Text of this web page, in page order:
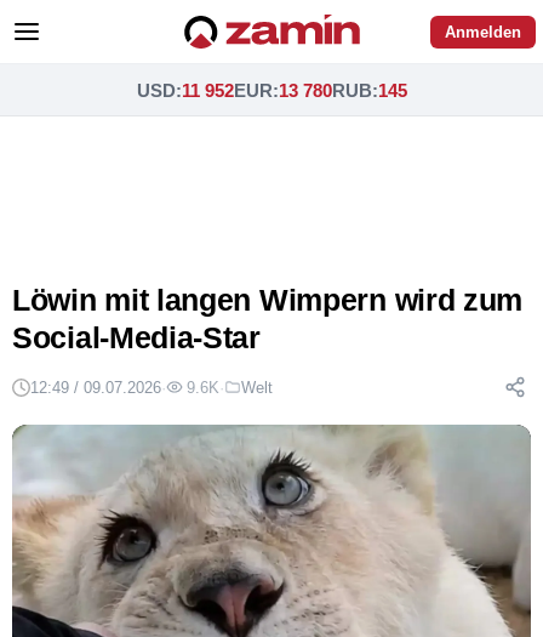
Anmelden
USD:11 952EUR:13 780RUB:145
Löwin mit langen Wimpern wird zum
Social-Media-Star
12:49 / 09.07.2026· 9.6K· Welt